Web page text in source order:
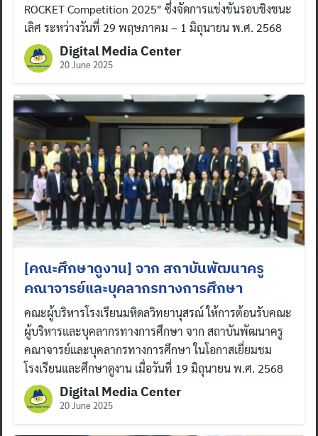
ROCKET Competition 2025″ ซึ่งจัดการแข่งขันรอบชิงชนะ
เลิศ ระหว่างวันที่ 29 พฤษภาคม – 1 มิถุนายน พ.ศ. 2568
Digital Media Center
20 June 2025
[คณะศึกษาดูงาน] จาก สถาบันพัฒนาครู
คณาจารย์และบุคลากรทางการศึกษา
คณะผู้บริหารโรงเรียนมหิดลวิทยานุสรณ์ ให้การต้อนรับคณะ
ผู้บริหารและบุคลากรทางการศึกษา จาก สถาบันพัฒนาครู
คณาจารย์และบุคลากรทางการศึกษา ในโอกาสเยี่ยมชม
โรงเรียนและศึกษาดูงาน เมื่อวันที่ 19 มิถุนายน พ.ศ. 2568
Digital Media Center
20 June 2025